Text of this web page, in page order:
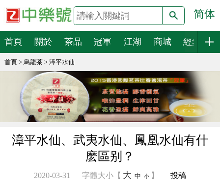
简体
首頁 關於 茶品 冠軍 江湖 商城 經銷
首頁> 烏龍茶> 漳平水仙
漳平水仙、武夷水仙、鳳凰水仙有什
麽區别？
2020-03-31 字體大小【 大 中 小 】 投稿